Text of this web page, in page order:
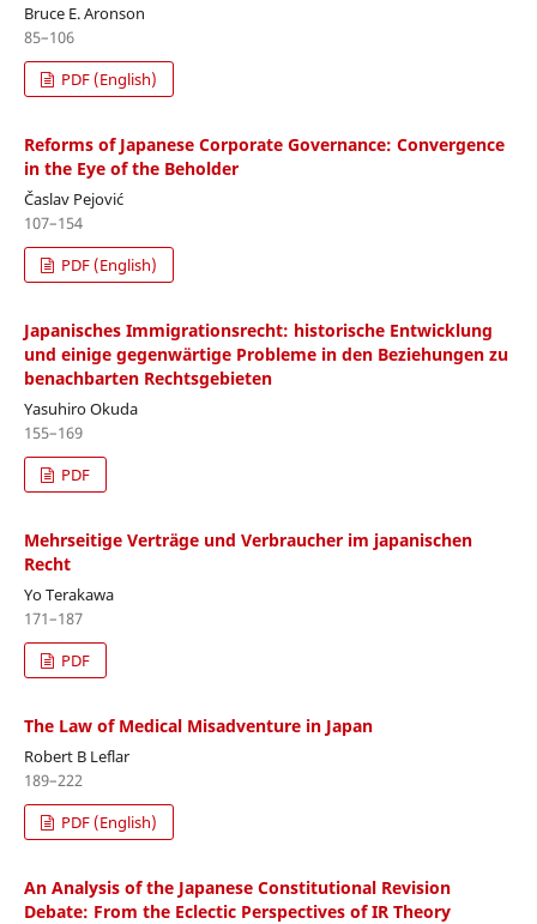
Bruce E. Aronson
85–106
PDF (English)
Reforms of Japanese Corporate Governance: Convergence
in the Eye of the Beholder
Časlav Pejović
107–154
PDF (English)
Japanisches Immigrationsrecht: historische Entwicklung
und einige gegenwärtige Probleme in den Beziehungen zu
benachbarten Rechtsgebieten
Yasuhiro Okuda
155–169
PDF
Mehrseitige Verträge und Verbraucher im japanischen
Recht
Yo Terakawa
171–187
PDF
The Law of Medical Misadventure in Japan
Robert B Leflar
189–222
PDF (English)
An Analysis of the Japanese Constitutional Revision
Debate: From the Eclectic Perspectives of IR Theory